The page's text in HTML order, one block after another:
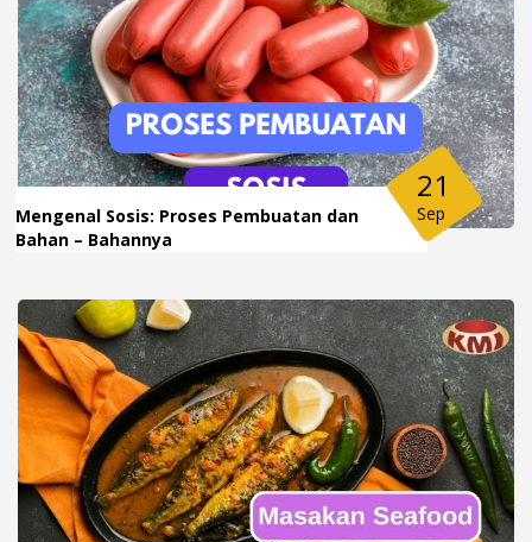
Mengenal Sosis: Proses Pembuatan dan
Bahan – Bahannya
21
Sep